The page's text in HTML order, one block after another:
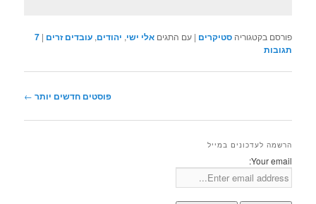
פורסם בקטגוריה סטיקרים |עם התגים אלי ישי, יהודים,עובדים זרים |
7
תגובות
פוסטים חדשים יותר ←
הרשמה לעדכונים במייל
Your email: